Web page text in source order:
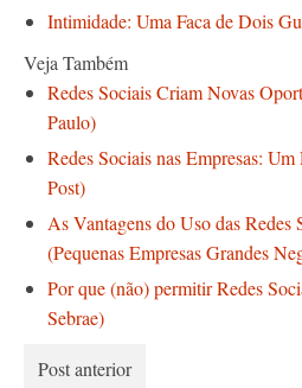
Intimidade: Uma Faca de Dois
Veja Também
Redes Sociais Criam Novas
Paulo)
Redes Sociais nas Empresas:
Post)
As Vantagens do Uso das Redes
(Pequenas Empresas Grandes
Por que (não) permitir Redes
Sebrae)
Post anterior